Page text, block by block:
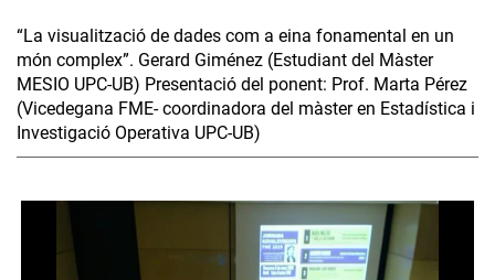
“La visualització de dades com a eina fonamental en un
món complex”. Gerard Giménez (Estudiant del Màster
MESIO UPC-UB) Presentació del ponent: Prof. Marta Pérez
(Vicedegana FME- coordinadora del màster en Estadística i
Investigació Operativa UPC-UB)